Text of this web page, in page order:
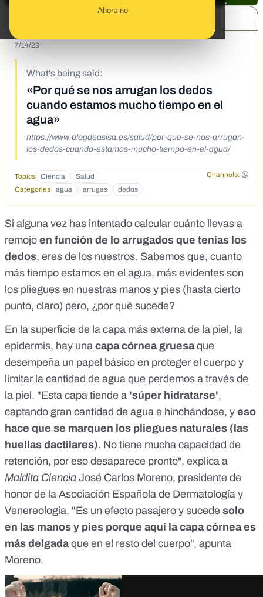
Ahora no
7/14/23
What's being said:
«Por qué se nos arrugan los dedos
cuando estamos mucho tiempo en el
agua»
https://www.blogdeasisa.es/salud/por-que-se-nos-arrugan-
los-dedos-cuando-estamos-mucho-tiempo-en-el-agua/
Topics Ciencia Salud
Channels:
Categories
agua arrugas dedos
Si alguna vez has intentado calcular cuánto llevas a
remojo en función de lo arrugados que tenías los
dedos, eres de los nuestros. Sabemos que, cuanto
más tiempo estamos en el agua, más evidentes son
los pliegues en nuestras manos y pies (hasta cierto
punto, claro) pero, ¿por qué sucede?
En la superficie de la capa más externa de la piel, la
epidermis, hay una capa córnea gruesaque
desempeña un papel básico en proteger el cuerpo y
limitar la cantidad de agua que perdemos a través de
la piel. "Esta capa tiende a 'súper hidratarse',
captando gran cantidad de agua e hinchándose, y eso
hace que se marquen los pliegues naturales (las
huellas dactilares). No tiene mucha capacidad de
retención, por eso desaparece pronto", explica a
Maldita Ciencia José Carlos Moreno, presidente de
honor de la Asociación Española de Dermatología y
Venereología. "Es un efecto pasajero y sucede solo
en las manos y pies porque aquí la capa córnea es
más delgadaque en el resto del cuerpo", apunta
Moreno.